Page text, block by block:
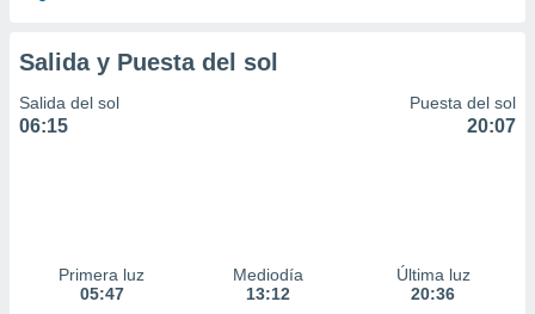
Salida y Puesta del sol
Salida del sol
06:15
Puesta del sol
20:07
Primera luz
05:47
Mediodía
13:12
Última luz
20:36